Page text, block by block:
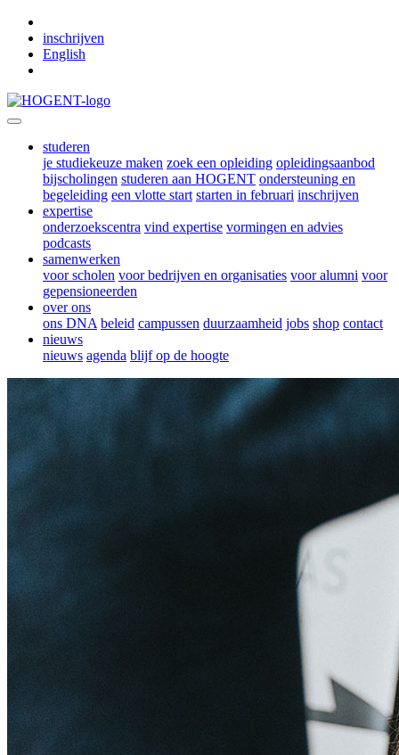
inschrijven
English
studeren
je studiekeuze maken zoek een opleiding opleidingsaanbod
bijscholingen studeren aan HOGENT ondersteuning en
begeleiding een vlotte start starten in februari inschrijven
expertise
onderzoekscentra vind expertise vormingen en advies
podcasts
samenwerken
voor scholen voor bedrijven en organisaties voor alumni voor
gepensioneerden
over ons
ons DNA beleid campussen duurzaamheid jobs shop contact
nieuws
nieuws agenda blijf op de hoogte